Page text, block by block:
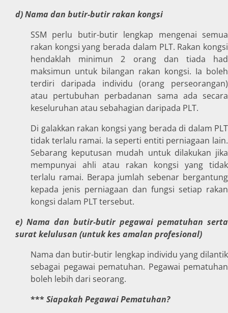
d) Nama dan butir-butir rakan kongsi
SSM perlu butir-butir lengkap mengenai semua
rakan kongsi yang berada dalam PLT. Rakan kongsi
hendaklah minimun 2 orang dan tiada had
maksimun untuk bilangan rakan kongsi. Ia boleh
terdiri daripada individu (orang perseorangan)
atau pertubuhan perbadanan sama ada secara
keseluruhan atau sebahagian daripada PLT.
Di galakkan rakan kongsi yang berada di dalam PLT
tidak terlalu ramai. Ia seperti entiti perniagaan lain.
Sebarang keputusan mudah untuk dilakukan jika
mempunyai ahli atau rakan kongsi yang tidak
terlalu ramai. Berapa jumlah sebenar bergantung
kepada jenis perniagaan dan fungsi setiap rakan
kongsi dalam PLT tersebut.
e) Nama dan butir-butir pegawai pematuhan serta
surat kelulusan (untuk kes amalan profesional)
Nama dan butir-butir lengkap individu yang dilantik
sebagai pegawai pematuhan. Pegawai pematuhan
boleh lebih dari seorang.
***Siapakah Pegawai Pematuhan?